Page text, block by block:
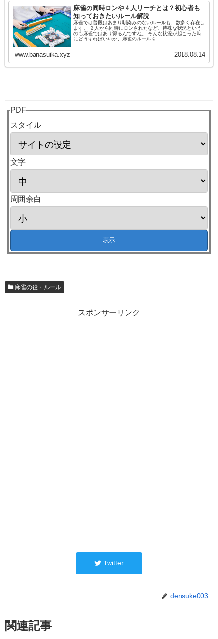
麻雀の同時ロンや４人リーチとは？初心者も
知っておきたいルール解説
麻雀では普段はあまり馴染みのないルールも、数多く存在し
ます。 ２人から同時にロンされたなど、特殊な状況という
のも麻雀ではあり得るんですね。 そんな状況が起こった時
にどうすればいいか、麻雀のルールを...
www.banasuika.xyz 2018.08.14
PDF
スタイル
文字
周囲余白
麻雀の役・ルール
スポンサーリンク
Twitter
densuke003
関連記事